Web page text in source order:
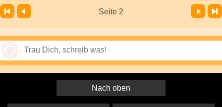
Seite 2
Vor Letzte Seite
Nach oben